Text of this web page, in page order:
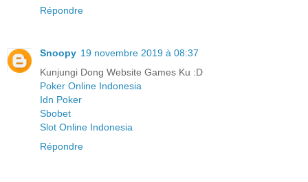
Répondre
Snoopy 19 novembre 2019 à 08:37
Kunjungi Dong Website Games Ku :D
Poker Online Indonesia
Idn Poker
Sbobet
Slot Online Indonesia
Répondre